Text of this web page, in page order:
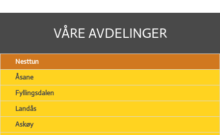
VÅRE AVDELINGER
Nesttun
Åsane
Fyllingsdalen
Landås
Askøy